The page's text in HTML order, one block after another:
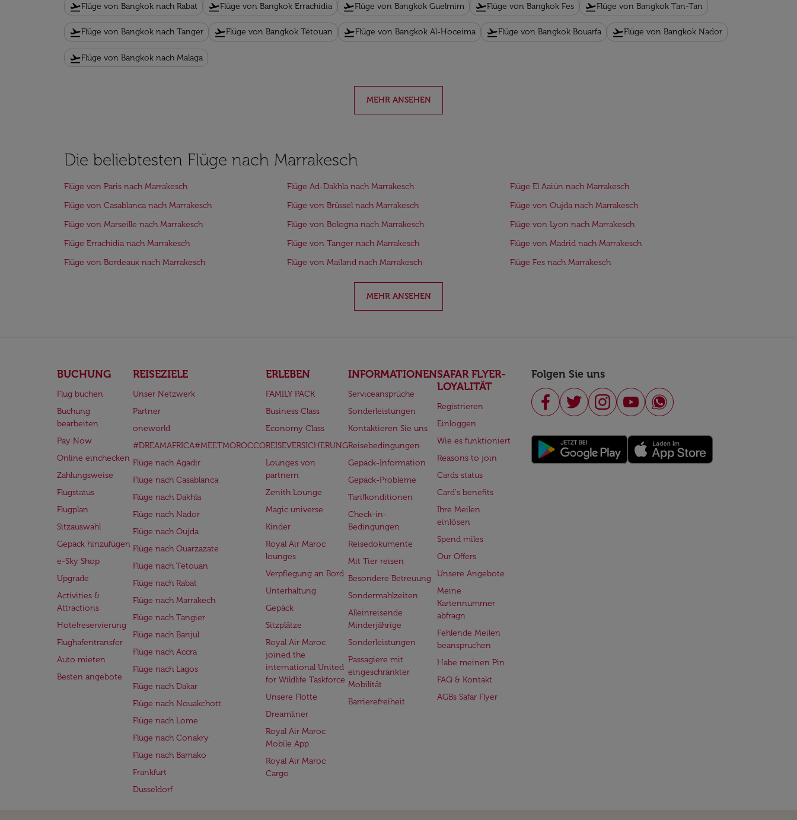
flight_takeoffFlüge von Bangkok nach Rabat flight_takeoffFlüge von Bangkok Errachidia flight_takeoffFlüge von Bangkok Guelmim flight_takeoffFlüge von Bangkok Fes flight_takeoffFlüge von Bangkok Tan-Tan
flight_takeoffFlüge von Bangkok nach Tanger flight_takeoffFlüge von Bangkok Tétouan flight_takeoffFlüge von Bangkok Al-Hoceima flight_takeoffFlüge von Bangkok Bouarfa flight_takeoffFlüge von Bangkok Nador
flight_takeoffFlüge von Bangkok nach Malaga
MEHR ANSEHEN
Die beliebtesten Flüge nach Marrakesch
Flüge von Paris nach Marrakesch Flüge Ad-Dakhla nach Marrakesch
Flüge El Aaiún nach Marrakesch
Flüge von Casablanca nach Marrakesch
Flüge von Brüssel nach Marrakesch
Flüge von Oujda nach Marrakesch
Flüge von Marseille nach Marrakesch
Flüge von Bologna nach Marrakesch
Flüge von Lyon nach Marrakesch
Flüge Errachidia nach Marrakesch
Flüge von Tanger nach Marrakesch
Flüge von Madrid nach Marrakesch
Flüge von Bordeaux nach Marrakesch
Flüge von Mailand nach Marrakesch Flüge Fes nach Marrakesch
MEHR ANSEHEN
BUCHUNG
Flug buchen
Buchung
bearbeiten
Pay Now
Online einchecken
Zahlungsweise
Flugstatus
Flugplan
Sitzauswahl
Gepäck hinzufügen
e-Sky Shop
Upgrade
Activities &
Attractions
Hotelreservierung
Flughafentransfer
Auto mieten
Besten angebote
REISEZIELE
Unser Netzwerk
Partner
oneworld
#DREAMAFRICA#MEETMOROCCO
Flüge nach Agadir
Flüge nach Casablanca
Flüge nach Dakhla
Flüge nach Nador
Flüge nach Oujda
Flüge nach Ouarzazate
Flüge nach Tetouan
Flüge nach Rabat
Flüge nach Marrakech
Flüge nach Tangier
Flüge nach Banjul
Flüge nach Accra
Flüge nach Lagos
Flüge nach Dakar
Flüge nach Nouakchott
Flüge nach Lome
Flüge nach Conakry
Flüge nach Bamako
Frankfurt
Dusseldorf
ERLEBEN
FAMILY PACK
Business Class
Economy Class
REISEVERSICHERUNG
Lounges von
partnern
Zenith Lounge
Magic universe
Kinder
Royal Air Maroc
lounges
Verpflegung an Bord
Unterhaltung
Gepäck
Sitzplätze
Royal Air Maroc
joined the
international United
for Wildlife Taskforce
Unsere Flotte
Dreamliner
Royal Air Maroc
Mobile App
Royal Air Maroc
Cargo
INFORMATIONEN
Serviceansprüche
Sonderleistungen
Kontaktieren Sie uns
Reisebedingungen
Gepäck-Information
Gepäck-Probleme
Tarifkonditionen
Check-in-
Bedingungen
Reisedokumente
Mit Tier reisen
Besondere Betreuung
Sondermahlzeiten
Alleinreisende
Minderjährige
Sonderleistungen
Passagiere mit
eingeschränkter
Mobilität
Barrierefreiheit
SAFAR FLYER-
LOYALITÄT
Registrieren
Einloggen
Wie es funktioniert
Reasons to join
Cards status
Card's benefits
Ihre Meilen
einlösen
Spend miles
Our Offers
Unsere Angebote
Meine
Kartennummer
abfragn
Fehlende Meilen
beanspruchen
Habe meinen Pin
FAQ & Kontakt
AGBs Safar Flyer
Folgen Sie uns